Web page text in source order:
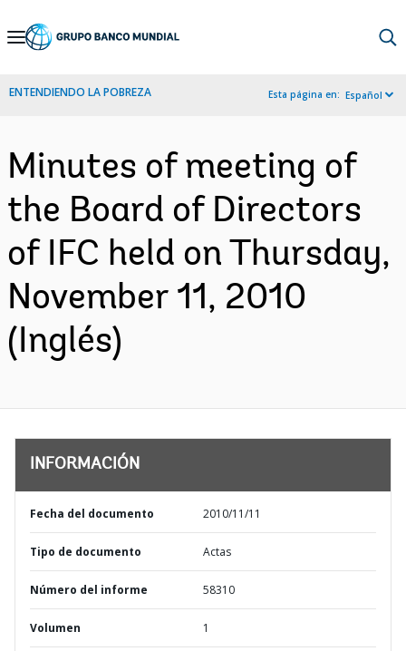
Skip
Navigation
ENTENDIENDO LA POBREZA Esta página en: Español
Minutes of meeting of
the Board of Directors
of IFC held on Thursday,
November 11, 2010
(Inglés)
INFORMACIÓN
Fecha del documento 2010/11/11
Tipo de documento Actas
Número del informe 58310
Volumen 1